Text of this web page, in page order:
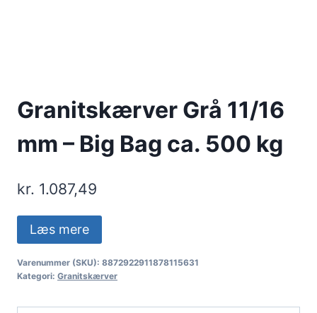
Granitskærver Grå 11/16
mm – Big Bag ca. 500 kg
kr. 1.087,49
Læs mere
Varenummer (SKU): 8872922911878115631
Kategori: Granitskærver